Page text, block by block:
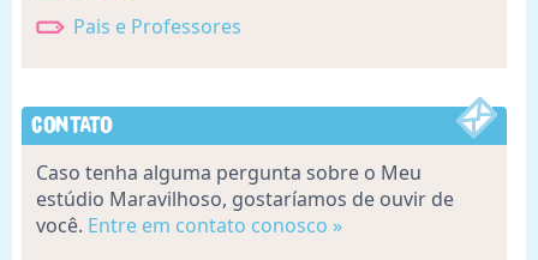
Pais e Professores
Contato
Caso tenha alguma pergunta sobre o Meu
estúdio Maravilhoso, gostaríamos de ouvir de
você. Entre em contato conosco »